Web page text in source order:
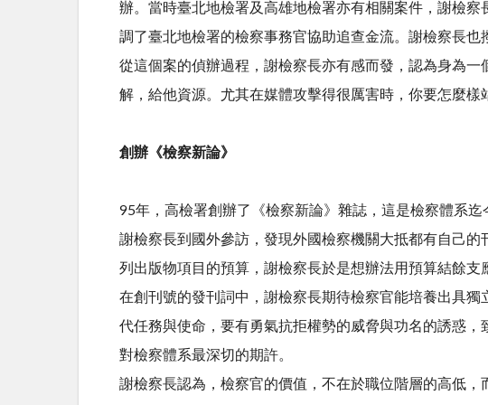
辦。當時臺北地檢署及高雄地檢署亦有相關案件，謝檢
調了臺北地檢署的檢察事務官協助追查金流。謝檢察長
從這個案的偵辦過程，謝檢察長亦有感而發，認為身為
解，給他資源。尤其在媒體攻擊得很厲害時，你要怎麼樣
創辦《檢察新論》
95年，高檢署創辦了《檢察新論》雜誌，這是檢察體系
謝檢察長到國外參訪，發現外國檢察機關大抵都有自己
列出版物項目的預算，謝檢察長於是想辦法用預算結餘支
在創刊號的發刊詞中，謝檢察長期待檢察官能培養出具
代任務與使命，要有勇氣抗拒權勢的威脅與功名的誘惑
對檢察體系最深切的期許。
謝檢察長認為，檢察官的價值，不在於職位階層的高低